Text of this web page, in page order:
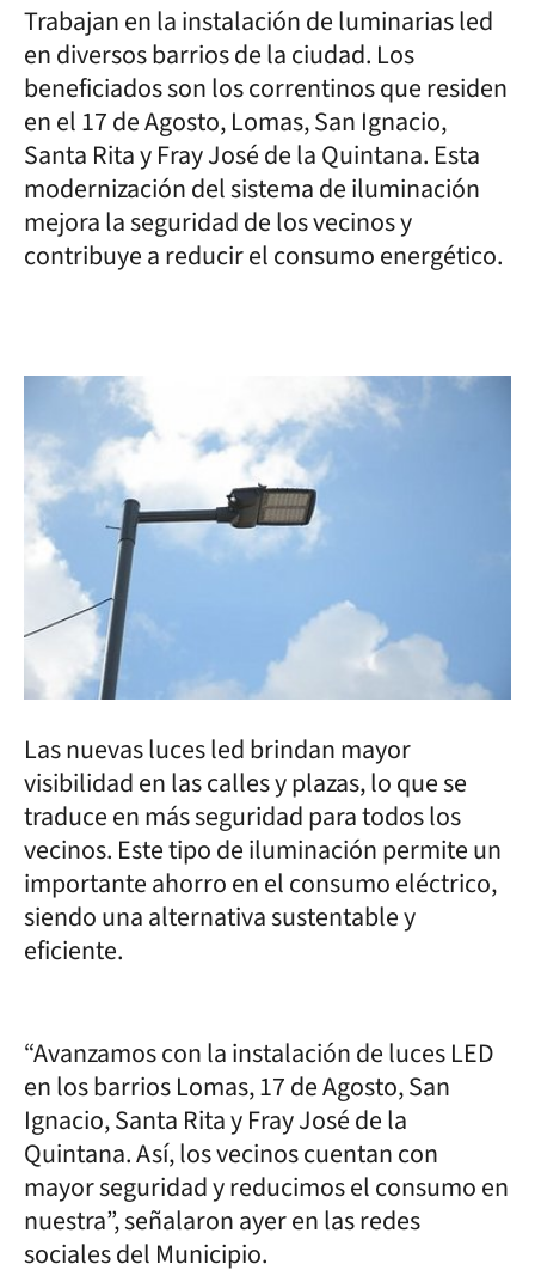
Trabajan en la instalación de luminarias led
en diversos barrios de la ciudad. Los
beneficiados son los correntinos que residen
en el 17 de Agosto, Lomas, San Ignacio,
Santa Rita y Fray José de la Quintana. Esta
modernización del sistema de iluminación
mejora la seguridad de los vecinos y
contribuye a reducir el consumo energético.
Las nuevas luces led brindan mayor
visibilidad en las calles y plazas, lo que se
traduce en más seguridad para todos los
vecinos. Este tipo de iluminación permite un
importante ahorro en el consumo eléctrico,
siendo una alternativa sustentable y
eficiente.
“Avanzamos con la instalación de luces LED
en los barrios Lomas, 17 de Agosto, San
Ignacio, Santa Rita y Fray José de la
Quintana. Así, los vecinos cuentan con
mayor seguridad y reducimos el consumo en
nuestra”, señalaron ayer en las redes
sociales del Municipio.